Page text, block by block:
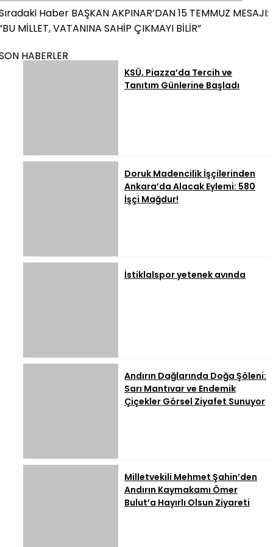
Haber BAŞKAN AKPINAR’DAN 15 TEMMUZ MESAJI:
MİLLET, VATANINA SAHİP ÇIKMAYI BİLİR”
HABERLER
KSÜ, Piazza’da Tercih ve
Tanıtım Günlerine Başladı
Doruk Madencilik İşçilerinden
Ankara’da Alacak Eylemi: 580
İşçi Mağdur!
İstiklalspor yetenek avında
Andırın Dağlarında Doğa Şöleni:
Sarı Mantıvar ve Endemik
Çiçekler Görsel Ziyafet Sunuyor
Milletvekili Mehmet Şahin’den
Andırın Kaymakamı Ömer
Bulut’a Hayırlı Olsun Ziyareti